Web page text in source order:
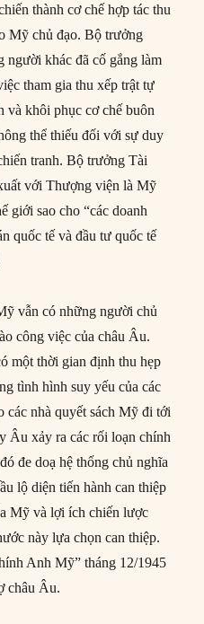
thành cơ chế hợp tác thu
Mỹ chủ đạo. Bộ trưởng
khác đã cố gắng làm
tham gia thu xếp trật tự
và khôi phục cơ chế buôn
thể thiếu đối với sự duy
tranh. Bộ trưởng Tài
với Thượng viện là Mỹ
giới sao cho “các doanh
quốc tế và đầu tư quốc tế
vẫn có những người chủ
công việc của châu Âu.
một thời gian định thu hẹp
tình hình suy yếu của các
các nhà quyết sách Mỹ đi tới
Âu xảy ra các rối loạn chính
đe doạ hệ thống chủ nghĩa
lộ diện tiến hành can thiệp
Mỹ và lợi ích chiến lược
này lựa chọn can thiệp.
Anh Mỹ” tháng 12/1945
châu Âu.